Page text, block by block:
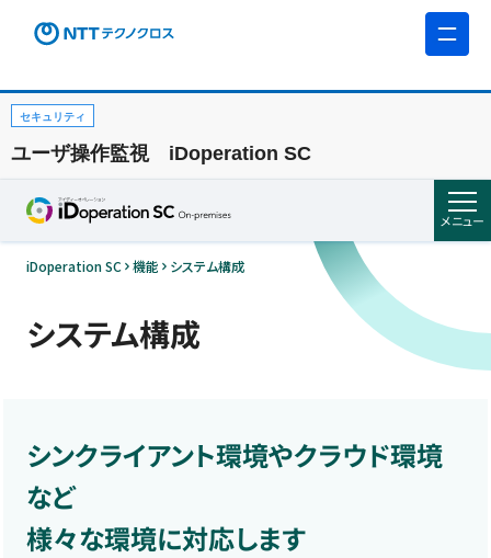
セキュリティ
ユーザ操作監視 iDoperation SC
メニュー
iDoperation SC 機能 システム構成
システム構成
シンクライアント環境やクラウド環境
など
様々な環境に対応します